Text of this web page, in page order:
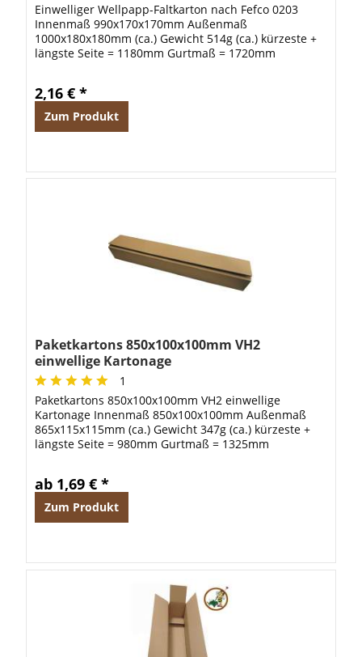
Einwelliger Wellpapp-Faltkarton nach Fefco 0203
Innenmaß 990x170x170mm Außenmaß
1000x180x180mm (ca.) Gewicht 514g (ca.) kürzeste +
längste Seite = 1180mm Gurtmaß = 1720mm
2,16 € *
Zum Produkt
Paketkartons 850x100x100mm VH2
einwellige Kartonage
1
Paketkartons 850x100x100mm VH2 einwellige
Kartonage Innenmaß 850x100x100mm Außenmaß
865x115x115mm (ca.) Gewicht 347g (ca.) kürzeste +
längste Seite = 980mm Gurtmaß = 1325mm
ab 1,69 € *
Zum Produkt